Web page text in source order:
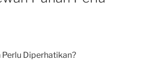
Diperhatikan?